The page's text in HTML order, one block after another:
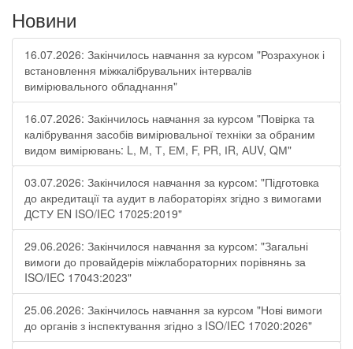
Новини
16.07.2026: Закінчилось навчання за курсом "Розрахунок і
встановлення міжкалібрувальних інтервалів
вимірювального обладнання"
16.07.2026: Закінчилось навчання за курсом "Повірка та
калібрування засобів вимірювальної техніки за обраним
видом вимірювань: L, М, Т, ЕМ, F, РR, ІR, АUV, QМ"
03.07.2026: Закінчилося навчання за курсом: "Підготовка
до акредитації та аудит в лабораторіях згідно з вимогами
ДСТУ EN ISO/IEC 17025:2019"
29.06.2026: Закінчилося навчання за курсом: "Загальні
вимоги до провайдерів міжлабораторних порівнянь за
ISO/IEC 17043:2023"
25.06.2026: Закінчилось навчання за курсом "Нові вимоги
до органів з інспектування згідно з ISO/IEC 17020:2026"